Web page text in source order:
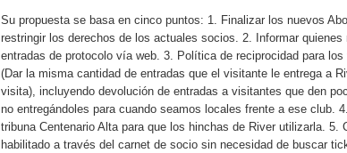
Su propuesta se basa en cinco puntos: 1. Finalizar los nuevos
restringir los derechos de los actuales socios. 2. Informar quienes
entradas de protocolo vía web. 3. Política de reciprocidad para
(Dar la misma cantidad de entradas que el visitante le entrega a
visita), incluyendo devolución de entradas a visitantes que den
no entregándoles para cuando seamos locales frente a ese club.
tribuna Centenario Alta para que los hinchas de River utilizarla. 5.
habilitado a través del carnet de socio sin necesidad de buscar